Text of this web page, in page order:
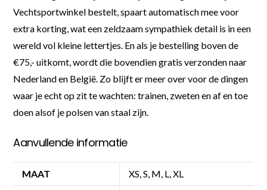
Vechtsportwinkel bestelt, spaart automatisch mee voor
extra korting, wat een zeldzaam sympathiek detail is in een
wereld vol kleine lettertjes. En als je bestelling boven de
€75,- uitkomt, wordt die bovendien gratis verzonden naar
Nederland en België. Zo blijft er meer over voor de dingen
waar je echt op zit te wachten: trainen, zweten en af en toe
doen alsof je polsen van staal zijn.
Aanvullende informatie
MAAT XS, S, M, L, XL